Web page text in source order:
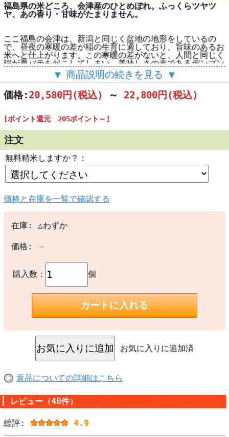
福島県の米どころ、会津産のひとめぼれ。ふっくらツヤツ
ヤ、あの香り・甘味がたまりません。
ここ福島の会津は、新潟と同じく盆地の地形をしているの
で、昼夜の寒暖の差が稲の生育に適しており、旨味のあるお
米へと仕上がります。この寒暖の差がないと、人間と同じく
稲が夏バテを起こしてしまい、美味しさの素であるデンプン
を消耗してしまいます。
適度な粘り ！ 福島県 会津産 ひとめぼれ
盆地による昼夜
昼間は旺盛に成育
そんな自然の恵み
お米の品位検査に
合格したお米のみ
す。
いから、気温が１
▼ 商品説明の続きを見る ▼
価格:20,580円 (税込) ～ 22,800円 (税込)
[ポイント還元 205ポイント～]
注文
無料精米しますか？：
価格と在庫を一覧で確認する
在庫: △わずか
価格: －
購入数： 個
お気に入りに追加済
返品についての詳細はこちら
レビュー（40件）
総評: 4.9